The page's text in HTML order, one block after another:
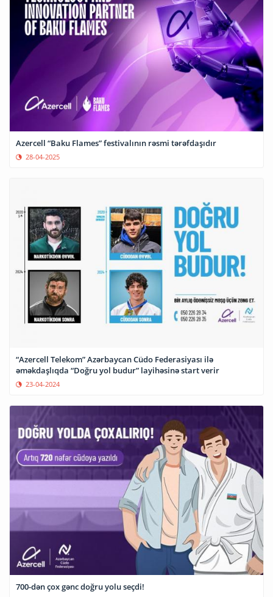
Azercell “Baku Flames” festivalının rəsmi tərəfdaşıdır
28-04-2025
“Azercell Telekom” Azərbaycan Cüdo Federasiyası ilə
əməkdaşlıqda “Doğru yol budur” layihəsinə start verir
23-04-2024
700-dən çox gənc doğru yolu seçdi!